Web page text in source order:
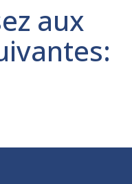
aux